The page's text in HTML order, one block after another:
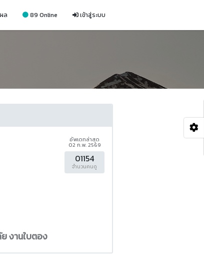
ล 89 Online เข้าสู่ระบบ
งานใบตอง
อัพเดทล่าสุด
02 ก.พ. 2569
01154
จำนวนคนดู